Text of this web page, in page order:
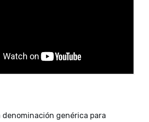
genérica para